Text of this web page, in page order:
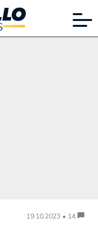
19.10.2023 • 14